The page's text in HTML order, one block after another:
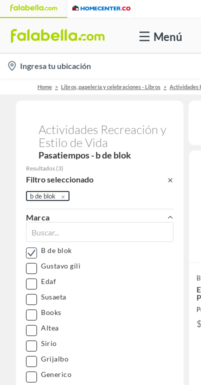
Menú
location-
icon
Ingresa tu ubicación
Home Libros, papelería y celebraciones - Libros Actividades
Actividades Recreación y
Estilo de Vida
Pasatiempos - b de blok
Resultados (3)
Filtro seleccionado
b de blok
Marca
B de blok
Gustavo gili
Edaf
Susaeta
Books
Altea
Sirio
Grijalbo
Generico